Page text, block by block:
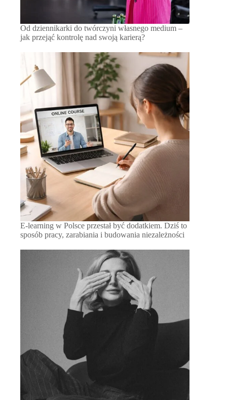
Od dziennikarki do twórczyni własnego medium –
jak przejąć kontrolę nad swoją karierą?
E-learning w Polsce przestał być dodatkiem. Dziś to
sposób pracy, zarabiania i budowania niezależności